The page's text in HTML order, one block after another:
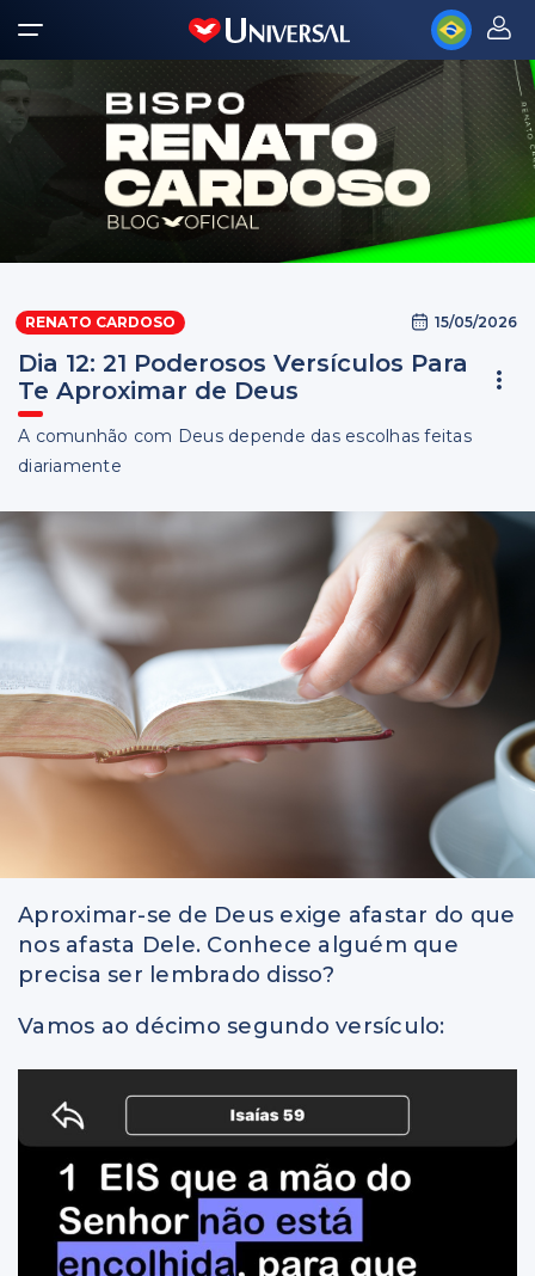
RENATO CARDOSO 15/05/2026
Dia 12: 21 Poderosos Versículos Para
Te Aproximar de Deus
A comunhão com Deus depende das escolhas feitas
diariamente
Aproximar-se de Deus exige afastar do que
nos afasta Dele. Conhece alguém que
precisa ser lembrado disso?
Vamos ao décimo segundo versículo: